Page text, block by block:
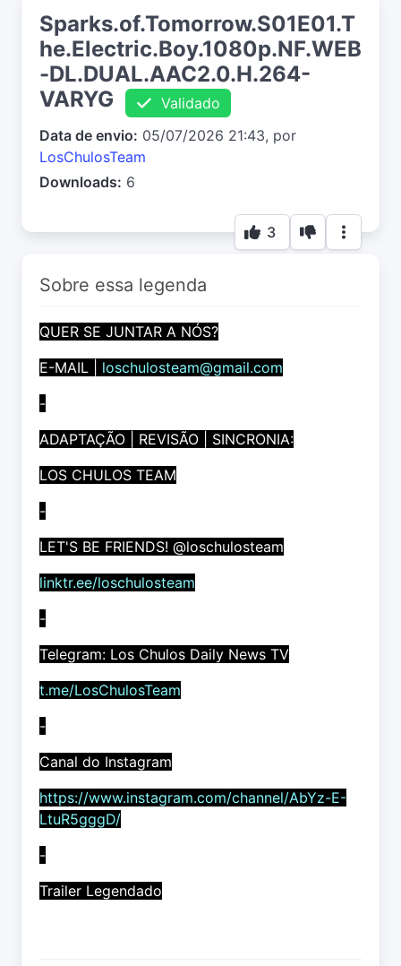
Sparks.of.Tomorrow.S01E01.T
he.Electric.Boy.1080p.NF.WEB
-DL.DUAL.AAC2.0.H.264-
VARYG
Validado
Data de envio: 05/07/2026 21:43, por
LosChulosTeam
Downloads: 6
3
Sobre essa legenda
QUER SE JUNTAR A NÓS?
E-MAIL | loschulosteam@gmail.com
-
ADAPTAÇÃO | REVISÃO | SINCRONIA:
LOS CHULOS TEAM
-
LET'S BE FRIENDS! @loschulosteam
linktr.ee/loschulosteam
-
Telegram: Los Chulos Daily News TV
t.me/LosChulosTeam
-
Canal do Instagram
https://www.instagram.com/channel/AbYz-E-
LtuR5gggD/
-
Trailer Legendado